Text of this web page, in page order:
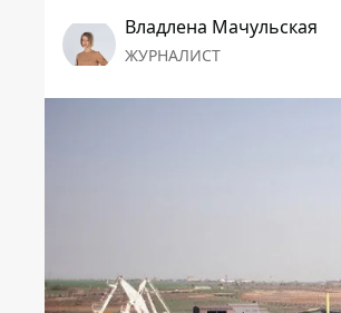
Владлена Мачульская
ЖУРНАЛИСТ